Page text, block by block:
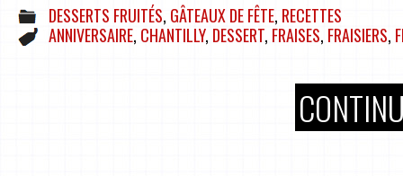
DESSERTS FRUITÉS, GÂTEAUX DE FÊTE, RECETTES
ANNIVERSAIRE, CHANTILLY, DESSERT, FRAISES, FRAISIERS,